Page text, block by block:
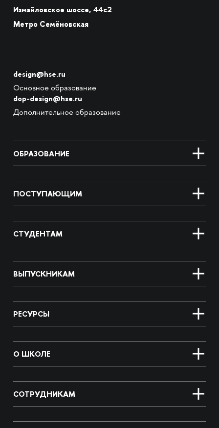
Измайловское шоссе, 44с2
Метро Семёновская
design@hse.ru
Основное образование
dop-design@hse.ru
Дополнительное образование
ОБРАЗОВАНИЕ
ПОСТУПАЮЩИМ
СТУДЕНТАМ
ВЫПУСКНИКАМ
РЕСУРСЫ
О ШКОЛЕ
СОТРУДНИКАМ